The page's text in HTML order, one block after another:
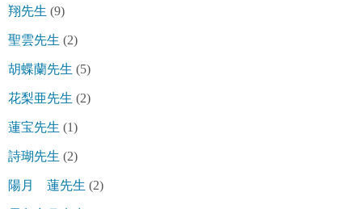
翔先生 (9)
聖雲先生 (2)
胡蝶蘭先生 (5)
花梨亜先生 (2)
蓮宝先生 (1)
詩瑚先生 (2)
陽月 蓮先生 (2)